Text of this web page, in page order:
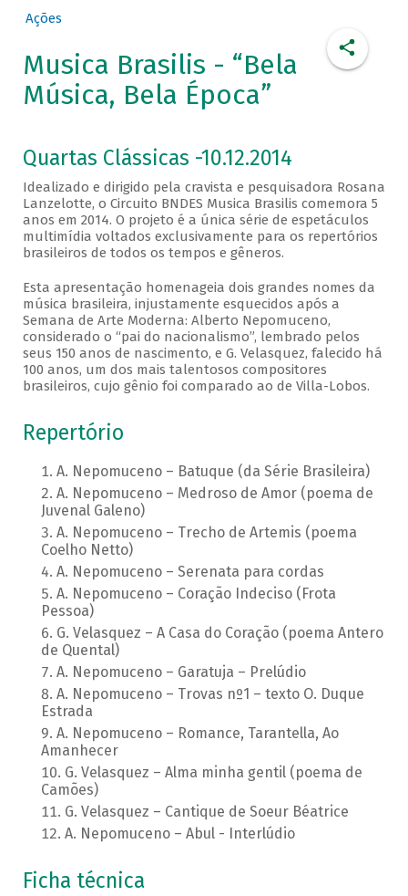
Ações
Musica Brasilis - “Bela
Música, Bela Época”
Quartas Clássicas -10.12.2014
Idealizado e dirigido pela cravista e pesquisadora Rosana
Lanzelotte, o Circuito BNDES Musica Brasilis comemora 5
anos em 2014. O projeto é a única série de espetáculos
multimídia voltados exclusivamente para os repertórios
brasileiros de todos os tempos e gêneros.
Esta apresentação homenageia dois grandes nomes da
música brasileira, injustamente esquecidos após a
Semana de Arte Moderna: Alberto Nepomuceno,
considerado o “pai do nacionalismo”, lembrado pelos
seus 150 anos de nascimento, e G. Velasquez, falecido há
100 anos, um dos mais talentosos compositores
brasileiros, cujo gênio foi comparado ao de Villa-Lobos.
Repertório
A. Nepomuceno – Batuque (da Série Brasileira)
A. Nepomuceno – Medroso de Amor (poema de
Juvenal Galeno)
A. Nepomuceno – Trecho de Artemis (poema
Coelho Netto)
A. Nepomuceno – Serenata para cordas
A. Nepomuceno – Coração Indeciso (Frota
Pessoa)
G. Velasquez – A Casa do Coração (poema Antero
de Quental)
A. Nepomuceno – Garatuja – Prelúdio
A. Nepomuceno – Trovas nº1 – texto O. Duque
Estrada
A. Nepomuceno – Romance, Tarantella, Ao
Amanhecer
G. Velasquez – Alma minha gentil (poema de
Camões)
G. Velasquez – Cantique de Soeur Béatrice
A. Nepomuceno – Abul - Interlúdio
Ficha técnica